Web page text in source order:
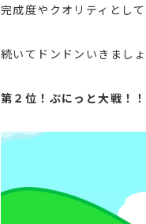
完成度やクオリティとし
続いてドンドンいきましょ
第２位！ぷにっと大戦！！